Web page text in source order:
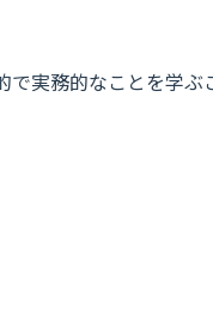
実務的なことを学